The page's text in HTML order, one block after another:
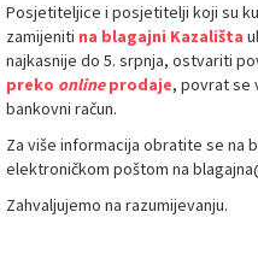
Posjetiteljice i posjetitelji koji su
zamijeniti na blagajni Kazališta
najkasnije do 5. srpnja, ostvariti
preko onlineprodaje, povrat se
bankovni račun.
Za više informacija obratite se na
elektroničkom poštom na
Zahvaljujemo na razumijevanju.